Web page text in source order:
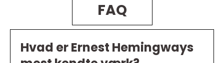
FAQ
Hvad er Ernest Hemingways